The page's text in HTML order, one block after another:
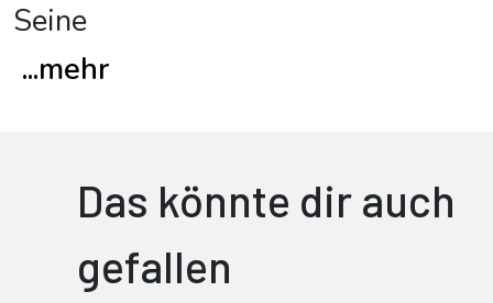
Seine
...mehr
Das könnte dir auch
gefallen